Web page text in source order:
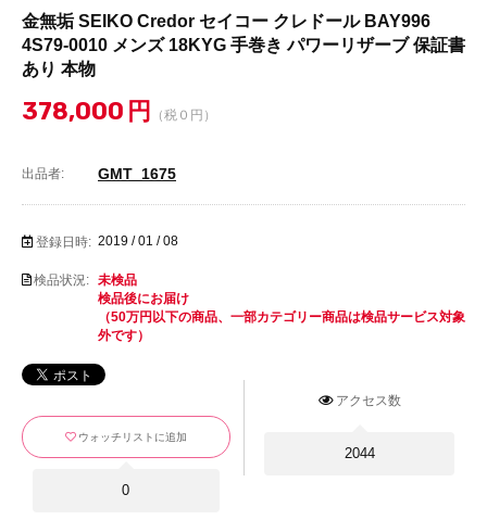
金無垢 SEIKO Credor セイコー クレドール BAY996
4S79-0010 メンズ 18KYG 手巻き パワーリザーブ 保証書
あり 本物
378,000 円 （税０円）
出品者: GMT_1675
登録日時: 2019 / 01 / 08
検品状況: 未検品
検品後にお届け
（50万円以下の商品、一部カテゴリー商品は検品サービス対象
外です）
アクセス数
2044
ウォッチリストに追加
0